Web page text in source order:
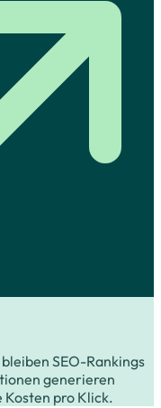
SEO-Rankings
generieren
pro Klick.